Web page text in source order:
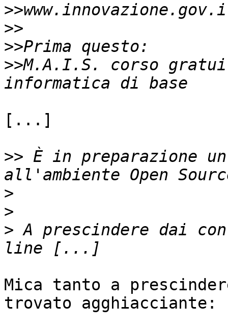
>>
>>
>>
>>M.A.I.S. corso
[...]
>> È in preparazione
>
>
> A prescindere dai
Mica tanto a
trovato agghiacciante: